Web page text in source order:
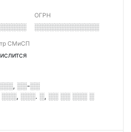
ОГРН
░░░░░░░░░░░░░
СМиСП
░░-░░
░░░. ░, ░░ ░░ ░░░ ░